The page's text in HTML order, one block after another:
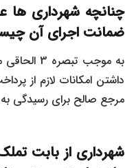
چنانچه شهرداری ها
ضمانت اجرای آن
داشتن امکانات لازم از
مرجع صالح برای رسیدگی به
شهرداری از بابت